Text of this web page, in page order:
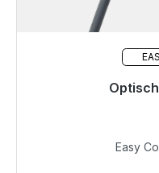
Sofort
Easy